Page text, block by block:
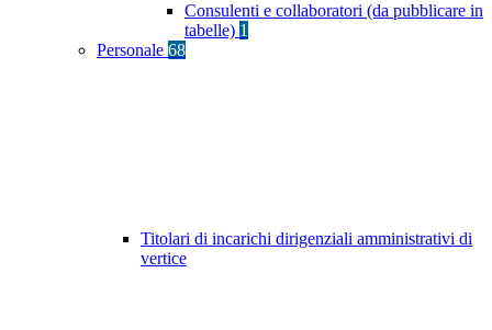
Consulenti e collaboratori (da pubblicare in
tabelle) 1
Personale 68
Titolari di incarichi dirigenziali amministrativi di
vertice